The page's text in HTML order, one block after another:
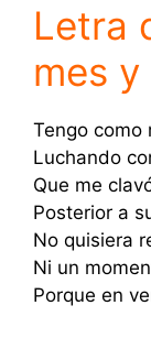
Letra
mes
Tengo como
Luchando
Que me
Posterior a
No quisiera
Ni un
Porque en